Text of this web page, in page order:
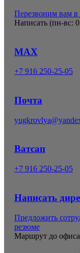
Перезвоним вам в
Написать (пн-вс:
MAX
+7 916 250-25-05
Почта
Ватсап
+7 916 250-25-05
Написать
Предложить
резюме
Маршрут до офиса